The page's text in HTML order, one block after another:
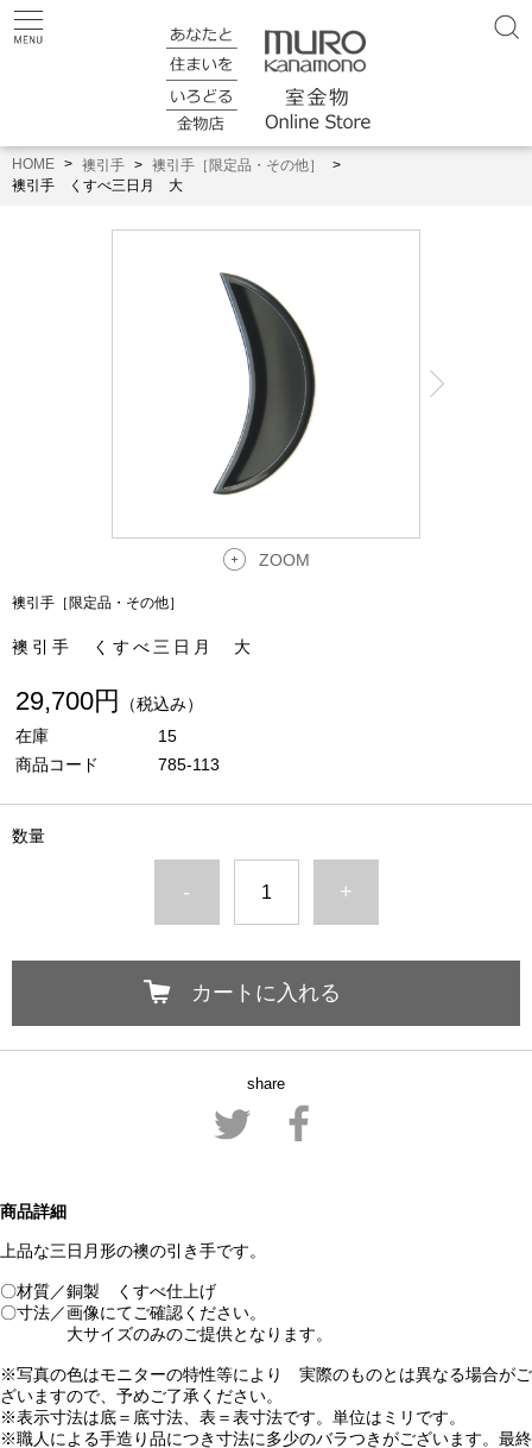
HOME 襖引手
襖引手［限定品・その他］
襖引手 くすべ三日月 大
ZOOM
襖引手［限定品・その他］
襖引手 くすべ三日月 大
29,700円
（税込み）
在庫
15
商品コード
785-113
数量
- +
カートに入れる
share
商品詳細
上品な三日月形の襖の引き手です。
〇材質／銅製 くすべ仕上げ
〇寸法／画像にてご確認ください。
大サイズのみのご提供となります。
※写真の色はモニターの特性等により 実際のものとは異なる場合がご
ざいますので、予めご了承ください。
※表示寸法は底＝底寸法、表＝表寸法です。単位はミリです。
※職人による手造り品につき寸法に多少のバラつきがございます。最終